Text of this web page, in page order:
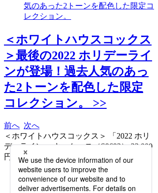
気のあった2トーンを配色した限定コ
レクション。
＜ホワイトハウスコックス
＞最後の2022 ホリデーライ
ンが登場！過去人気のあっ
た2トーンを配色した限定
コレクション。 >>
前へ 次へ
＜ホワイトハウスコックス＞ 「2022 ホリ
デーライン」 キーケース（S9692） 22,000
円